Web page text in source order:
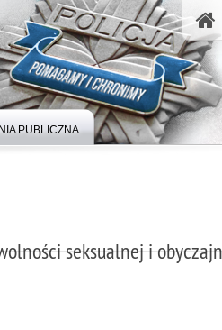
PUBLICZNA
seksualnej i